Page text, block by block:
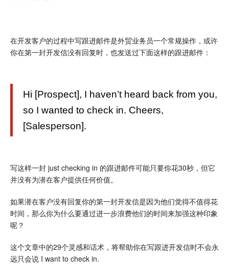
在开发客户的过程中写跟进邮件是外贸业务员一个常规操作，或许
你在第一封开发信没有回复时，也发送过下面这样的跟进邮件：
Hi [Prospect], I haven’t heard back from you,
so I wanted to check in. Cheers,
[Salesperson].
写这样一封 just checking in 的跟进邮件可能只要你花30秒，但它
并没有为潜在客户提供任何价值。
如果潜在客户没有回复你的第一封开发信是因为他们觉得不值得花
时间，那么你为什么要通过进一步浪费他们的时间来加强这种印象
呢？
这个文章中的29个灵感和话术，将帮助你在写跟进开发信时不会永
远只会说 I want to check in.